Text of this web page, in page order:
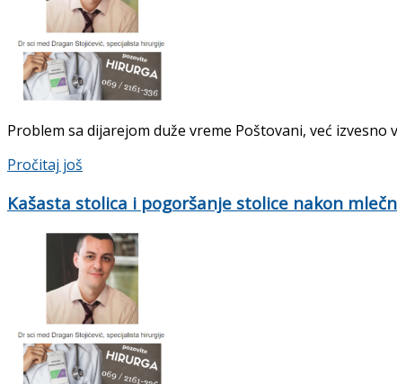
Problem sa dijarejom duže vreme Poštovani, već
Pročitaj još
Kašasta stolica i pogoršanje stolice nakon